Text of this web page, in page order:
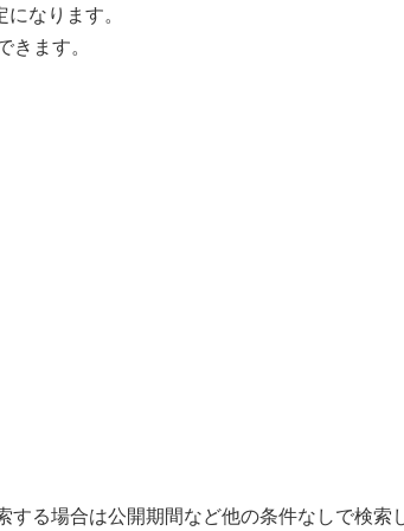
なります。
きます。
る場合は公開期間など他の条件なしで検索